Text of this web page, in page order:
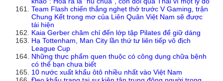
Team Flash chiến thắng nghẹt thở trước V Gaming, trận
Chung Kết trong mơ của Liên Quân Việt Nam sẽ được
tái hiện
Kaia Gerber chăm chỉ đến lớp tập Pilates để giữ dáng
Hạ Tottenham, Man City lần thứ tư liên tiếp vô địch
League Cup
Những thực phẩm quen thuộc có công dụng chữa bệnh
có thể bạn chưa biết
10 nước xuất khẩu ôtô nhiều nhất vào Việt Nam